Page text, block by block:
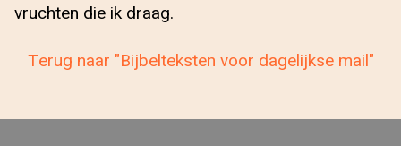
vruchten die ik draag.
Terug naar "Bijbelteksten voor dagelijkse mail"